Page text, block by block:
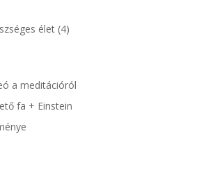
élet(4)
a meditációról
fa + Einstein